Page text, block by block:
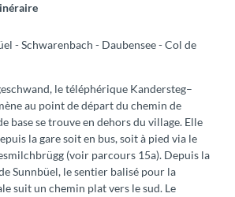
- Schwarenbach - Daubensee - Col de
le téléphérique Kandersteg–
au point de départ du chemin de
base se trouve en dehors du village. Elle
la gare soit en bus, soit à pied via le
(voir parcours 15a). Depuis la
Sunnbüel, le sentier balisé pour la
suit un chemin plat vers le sud. Le